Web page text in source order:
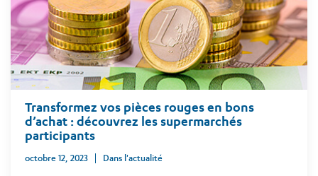
Transformez vos pièces rouges en bons
d’achat : découvrez les supermarchés
participants
octobre 12, 2023 Dans l'actualité